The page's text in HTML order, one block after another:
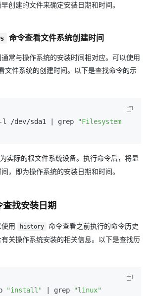
创建的文件来确定安装日期和时间。
命令查看文件系统创建时间
常与操作系统的安装时间相对应。可以使用
文件系统的创建时间。以下是查找命令的示
l /dev/sda1 | grep
"Filesystem
实际的根文件系统设备。执行命令后，将显
，即为操作系统的安装日期和时间。
找安装日期
用 history
命令查看之前执行的命令历史
关操作系统安装的相关信息。以下是查找历
"install" | grep "linux"